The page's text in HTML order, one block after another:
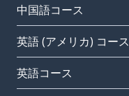
中国語コース
英語 (アメリカ) コース
英語コース